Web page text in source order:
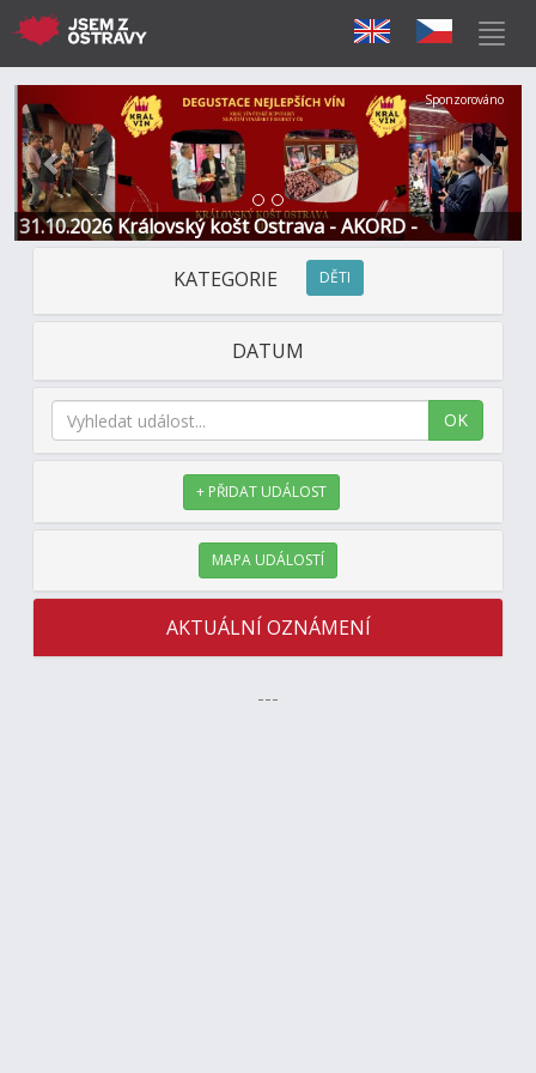
31.10.2026 Královský košt Ostrava - AKORD -
Restaurace a Hotel
Předchozí Další
Sponzorováno
KATEGORIE DĚTI
DATUM
OK
+ PŘIDAT UDÁLOST
MAPA UDÁLOSTÍ
AKTUÁLNÍ OZNÁMENÍ
---